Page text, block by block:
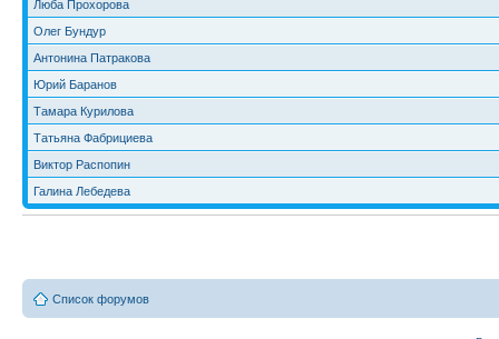
Люба Прохорова
Олег Бундур
Антонина Патракова
Юрий Баранов
Тамара Курилова
Татьяна Фабрициева
Виктор Распопин
Галина Лебедева
Список форумов